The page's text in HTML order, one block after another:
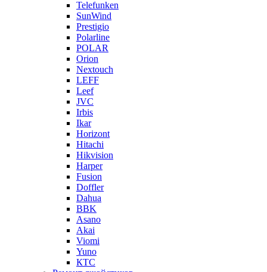
Telefunken
SunWind
Prestigio
Polarline
POLAR
Orion
Nextouch
LEFF
Leef
JVC
Irbis
Ikar
Horizont
Hitachi
Hikvision
Harper
Fusion
Doffler
Dahua
BBK
Asano
Akai
Viomi
Yuno
КТС